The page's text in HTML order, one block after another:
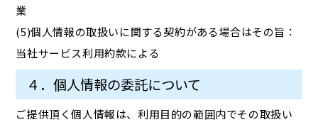
業
(5)個人情報の取扱いに関する契約がある場合はその旨：
当社サービス利用約款による
４．個人情報の委託について
ご提供頂く個人情報は、利用目的の範囲内でその取扱い